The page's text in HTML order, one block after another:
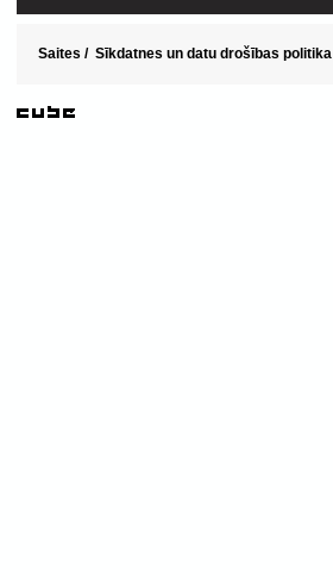
Saites / Sīkdatnes un datu drošības politika